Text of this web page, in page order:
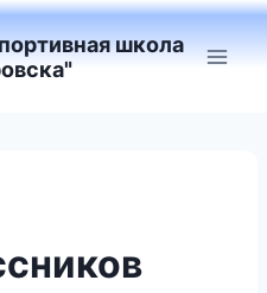
школа